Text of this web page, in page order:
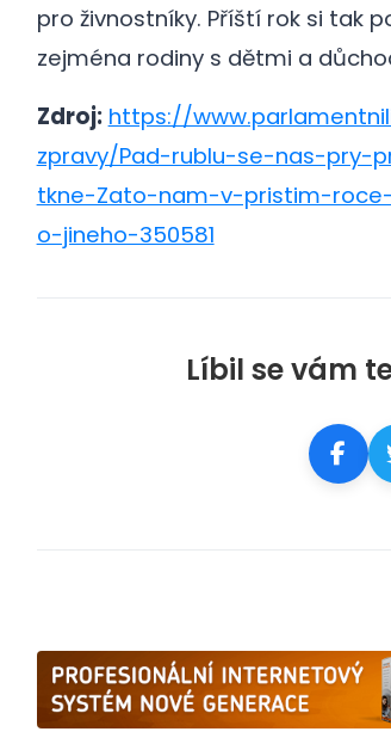
pro živnostníky. Příští rok si tak
zejména rodiny s dětmi a
Zdroj: https://
zpravy/Pad-rublu-se-nas-pry-
tkne-Zato-nam-v-pristim-
o-jineho-350581
Líbil se vám